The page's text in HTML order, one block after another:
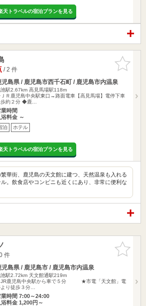
天トラベルの宿泊プランを見る
お気に入
りに追加
/ 2 件
児島県 / 鹿児島市西千石町 / 鹿児島市内温泉
駅2.67km 高見馬場駅118m
Ｒ鹿児島中央駅東口→路面電車【高見馬場】電停下車
歩約２分 ◆鹿…
業時間
浴料金 ～
泊 ホテル
天トラベルの宿泊プランを見る
華街、鹿児島の天文館に建つ、天然温泉も入れる
ル。飲食店やコンビニも近くにあり、非常に便利な
お気に入
りに追加
件
児島県 / 鹿児島市 / 鹿児島市内温泉
駅2.72km 天文館通駅219m
鹿児島中央駅から車で５分 ★市電「天文館」電
り徒歩３分…
業時間 7:00～24:00
浴料金 1,200円～